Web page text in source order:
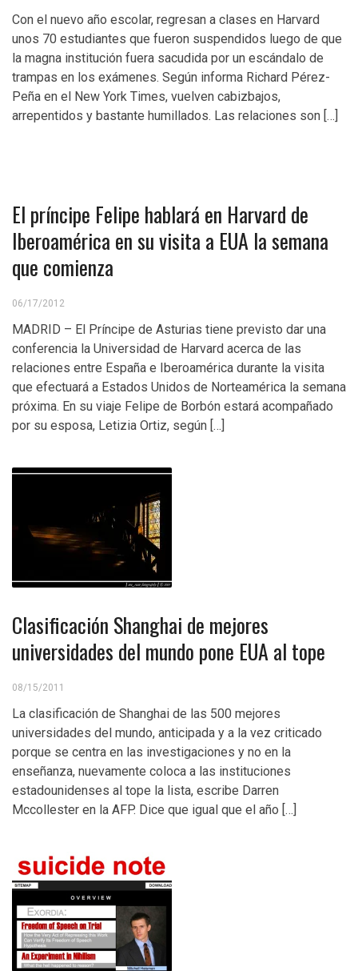
Con el nuevo año escolar, regresan a clases en Harvard
unos 70 estudiantes que fueron suspendidos luego de que
la magna institución fuera sacudida por un escándalo de
trampas en los exámenes. Según informa Richard Pérez-
Peña en el New York Times, vuelven cabizbajos,
arrepentidos y bastante humillados. Las relaciones son […]
El príncipe Felipe hablará en Harvard de
Iberoamérica en su visita a EUA la semana
que comienza
06/17/2012
MADRID – El Príncipe de Asturias tiene previsto dar una
conferencia la Universidad de Harvard acerca de las
relaciones entre España e Iberoamérica durante la visita
que efectuará a Estados Unidos de Norteamérica la semana
próxima. En su viaje Felipe de Borbón estará acompañado
por su esposa, Letizia Ortiz, según […]
Clasificación Shanghai de mejores
universidades del mundo pone EUA al tope
08/15/2011
La clasificación de Shanghai de las 500 mejores
universidades del mundo, anticipada y a la vez criticado
porque se centra en las investigaciones y no en la
enseñanza, nuevamente coloca a las instituciones
estadounidenses al tope la lista, escribe Darren
Mccollester en la AFP. Dice que igual que el año […]